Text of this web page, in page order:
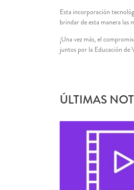
Esta incorporación
brindar de esta manera las
¡Una vez más, el
juntos por la Educación de
ÚLTIMAS